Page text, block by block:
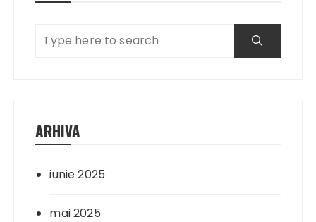
ARHIVA
iunie 2025
mai 2025